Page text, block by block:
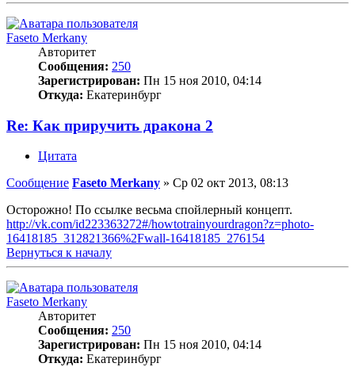
Faseto Merkany
Авторитет
Сообщения: 250
Зарегистрирован: Пн 15 ноя 2010, 04:14
Откуда: Екатеринбург
Re: Как приручить дракона 2
Цитата
Сообщение Faseto Merkany » Ср 02 окт 2013, 08:13
Осторожно! По ссылке весьма спойлерный концепт.
http://vk.com/id223363272#/howtotrainyourdragon?z=photo-
16418185_312821366%2Fwall-16418185_276154
Вернуться к началу
Faseto Merkany
Авторитет
Сообщения: 250
Зарегистрирован: Пн 15 ноя 2010, 04:14
Откуда: Екатеринбург